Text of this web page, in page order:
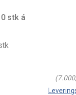
stk á
(